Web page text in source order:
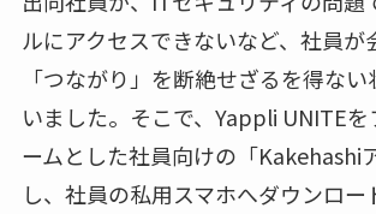
ルにアクセスできないなど、社員が
「つながり」を断絶せざるを得な
いました。そこで、Yappli UNITEを
ームとした社員向けの「Kakehashi
し、社員の私用スマホへダウンロー